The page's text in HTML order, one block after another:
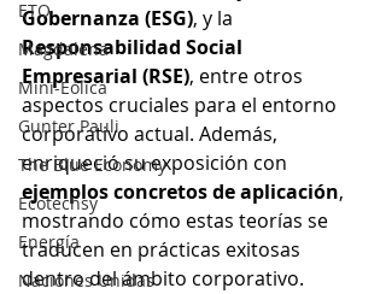
ETO
Magdalena
Mini-Eólica
Gunter Pauli
The Blue Economy
Ecotechsy
Energía
Naciones Unidas
Gobernanza (ESG), y la
Responsabilidad Social
Empresarial (RSE), entre otros
aspectos cruciales para el entorno
corporativo actual. Además,
enriqueció su exposición con
ejemplos concretos de aplicación,
mostrando cómo estas teorías se
traducen en prácticas exitosas
dentro del ámbito corporativo.